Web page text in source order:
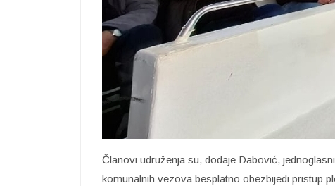
Članovi udruženja su, dodaje Dabović,
komunalnih vezova besplatno obezbijedi pristup